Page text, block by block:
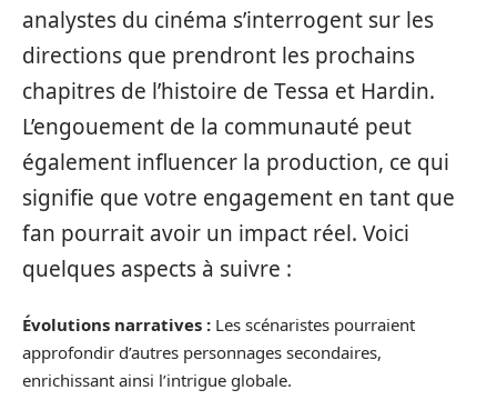
analystes du cinéma s’interrogent sur les
directions que prendront les prochains
chapitres de l’histoire de Tessa et Hardin.
L’engouement de la communauté peut
également influencer la production, ce qui
signifie que votre engagement en tant que
fan pourrait avoir un impact réel. Voici
quelques aspects à suivre :
Évolutions narratives : Les scénaristes pourraient
approfondir d’autres personnages secondaires,
enrichissant ainsi l’intrigue globale.